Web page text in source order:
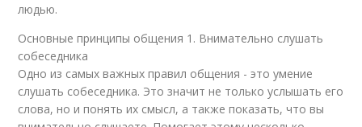
людью.
Основные принципы общения 1. Внимательно слушать
собеседника
Одно из самых важных правил общения - это умение
слушать собеседника. Это значит не только услышать его
слова, но и понять их смысл, а также показать, что вы